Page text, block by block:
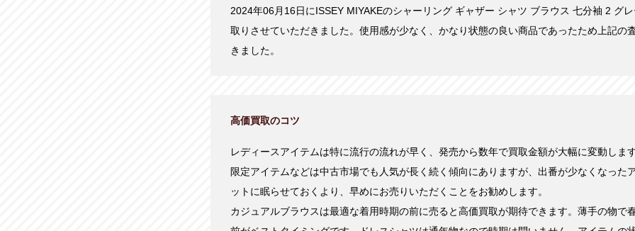
2024年06月16日にISSEY MIYAKEのシャーリング ギャザー シャツ ブラウス 七分袖 2 グ
取りさせていただきました。使用感が少なく、かなり状態の良い商品であったため上記の
きました。
高価買取のコツ
レディースアイテムは特に流行の流れが早く、発売から数年で買取金額が大幅に変動しま
限定アイテムなどは中古市場でも人気が長く続く傾向にありますが、出番が少なくなった
ットに眠らせておくより、早めにお売りいただくことをお勧めします。
カジュアルブラウスは最適な着用時期の前に売ると高価買取が期待できます。薄手の物で